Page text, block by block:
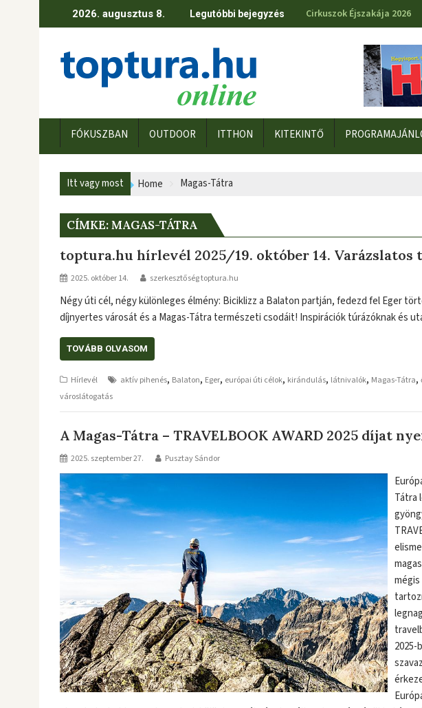
2026. augusztus 8. Legutóbbi bejegyzés Cirkuszok Éjszakája 2026
FÓKUSZBAN OUTDOOR ITTHON KITEKINTŐ
Itt vagy most Home Magas-Tátra
CÍMKE:MAGAS-TÁTRA
toptura.hu hírlevél 2025/19. október 14. Varázslatos
2025. október 14. szerkesztőség toptura.hu
Négy úti cél, négy különleges élmény: Biciklizz a Balaton partján, fedezd fel Eger
díjnyertes városát és a Magas-Tátra természeti csodáit! Inspirációk túrázóknak és
TOVÁBB OLVASOM
Hírlevél aktív pihenés, Balaton, Eger, európai úti célok, kirándulás, látnivalók, Magas-Tátra,
városlátogatás
A Magas-Tátra – TRAVELBOOK AWARD 2025 díjat
2025. szeptember 27. Pusztay Sándor
Tátra
2025-